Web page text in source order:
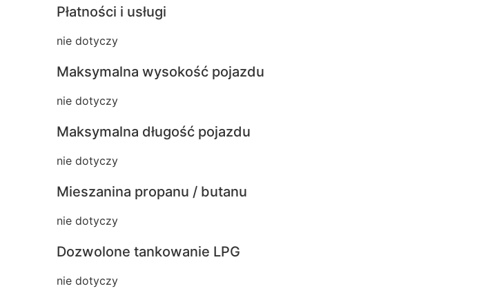
Płatności i usługi
nie dotyczy
Maksymalna wysokość pojazdu
nie dotyczy
Maksymalna długość pojazdu
nie dotyczy
Mieszanina propanu / butanu
nie dotyczy
Dozwolone tankowanie LPG
nie dotyczy